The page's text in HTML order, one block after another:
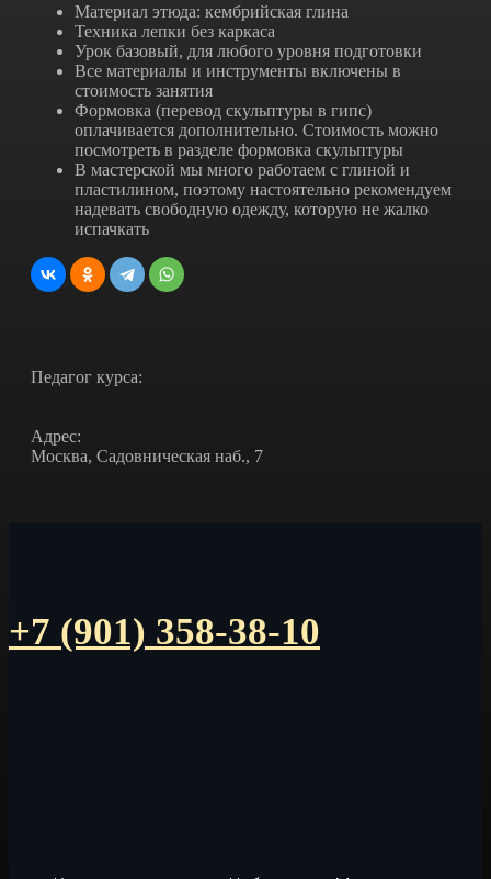
Материал этюда: кембрийская глина
Техника лепки без каркаса
Урок базовый, для любого уровня подготовки
Все материалы и инструменты включены в
стоимость занятия
Формовка (перевод скульптуры в гипс)
оплачивается дополнительно. Стоимость можно
посмотреть в разделе формовка скульптуры
В мастерской мы много работаем с глиной и
пластилином, поэтому настоятельно рекомендуем
надевать свободную одежду, которую не жалко
испачкать
Педагог курса:
Адрес:
Москва, Садовническая наб., 7
+7 (901) 358-38-10